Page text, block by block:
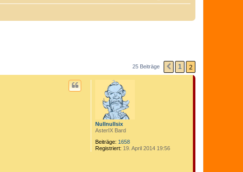
25 Beiträge VORHERIGE
1 2
Nullnullsix
AsterIX Bard
Beiträge: 1658
Registriert: 19. April 2014 19:56